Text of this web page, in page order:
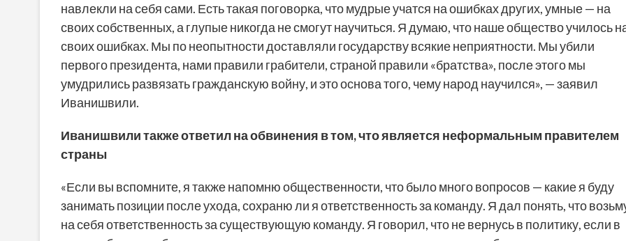
навлекли на себя сами. Есть такая поговорка, что мудрые учатся на ошибках других, умные — на
своих собственных, а глупые никогда не смогут научиться. Я думаю, что наше общество училось
своих ошибках. Мы по неопытности доставляли государству всякие неприятности. Мы убили
первого президента, нами правили грабители, страной правили «братства», после этого мы
умудрились развязать гражданскую войну, и это основа того, чему народ научился», — заявил
Иванишвили.
Иванишвили также ответил на обвинения в том, что является неформальным правителем
страны
«Если вы вспомните, я также напомню общественности, что было много вопросов — какие я буду
занимать позиции после ухода, сохраню ли я ответственность за команду. Я дал понять, что
на себя ответственность за существующую команду. Я говорил, что не вернусь в политику, если в